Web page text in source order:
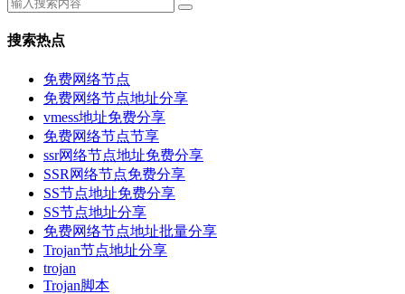
搜索热点
免费网络节点
免费网络节点地址分享
vmess地址免费分享
免费网络节点节享
ssr网络节点地址免费分享
SSR网络节点免费分享
SS节点地址免费分享
SS节点地址分享
免费网络节点地址批量分享
Trojan节点地址分享
trojan
Trojan脚本